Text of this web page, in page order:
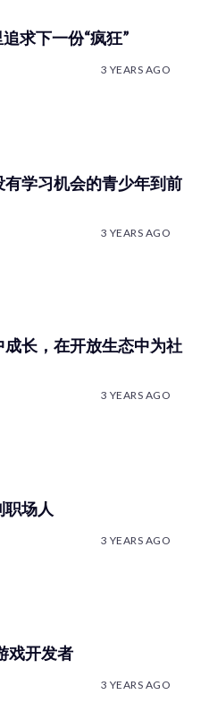
求下一份“疯狂”
3 YEARS AGO
有学习机会的青少年到前
3 YEARS AGO
成长，在开放生态中为社
3 YEARS AGO
职场人
3 YEARS AGO
戏开发者
3 YEARS AGO